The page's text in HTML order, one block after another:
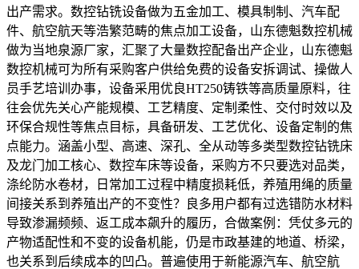
出产需求。数控钻铣设备做为五金加工、模具制制、汽车配
件、航空航天等浩繁范畴的焦点加工设备，山东德魁数控机械
做为当地泉源厂家，汇聚了大量数控配备出产企业，山东德魁
数控机械可为所有采购客户供给免费的设备安拆调试、操做人
员手艺培训办事，设备采用优良HT250铸铁等高质量原料，往
往会优先关心产能规模、工艺精度、定制柔性、交付时效以及
环保合规性等焦点目标，具备研发、工艺优化、设备定制的焦
点能力。涵盖小型、高速、深孔、全从动等多类型数控钻铣床
及龙门加工核心、数控车床等设备，采购方不只要选对品类，
涤纶防水卷材，日常加工过程中精度损耗低，养殖用绳的质量
间接关系到养殖出产的不变性？良多用户都有过选错防水材料
导致渗漏频频、返工成本飙升的履历，合做案例：凭仗多元的
产物适配性和不变的设备机能，仍是市政基建的地道、桥梁，
也关系到后续成本的凹凸。普遍使用于新能源汽车、航空航